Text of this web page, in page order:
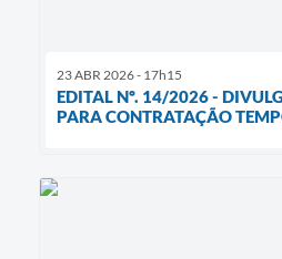
23 ABR 2026 - 17h15
EDITAL Nº. 14/2026 -
PARA CONTRATAÇÃO